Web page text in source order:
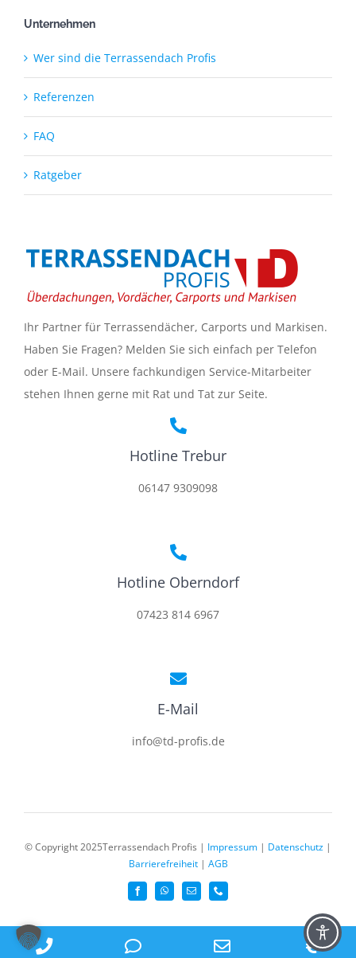
Unternehmen
Wer sind die Terrassendach Profis
Referenzen
FAQ
Ratgeber
Ihr Partner für Terrassendächer, Carports und Markisen.
Haben Sie Fragen? Melden Sie sich einfach per Telefon
oder E-Mail. Unsere fachkundigen Service-Mitarbeiter
stehen Ihnen gerne mit Rat und Tat zur Seite.
Hotline Trebur
06147 9309098
Hotline Oberndorf
07423 814 6967
E-Mail
info@td-profis.de
© Copyright 2025Terrassendach Profis | Impressum | Datenschutz |
Barrierefreiheit| AGB